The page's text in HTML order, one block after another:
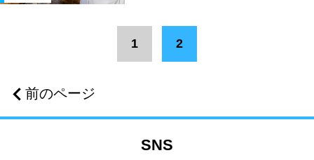
田村市 湯川村
石川町 福島県全域 泉崎村
前のページ
1 2
SNS